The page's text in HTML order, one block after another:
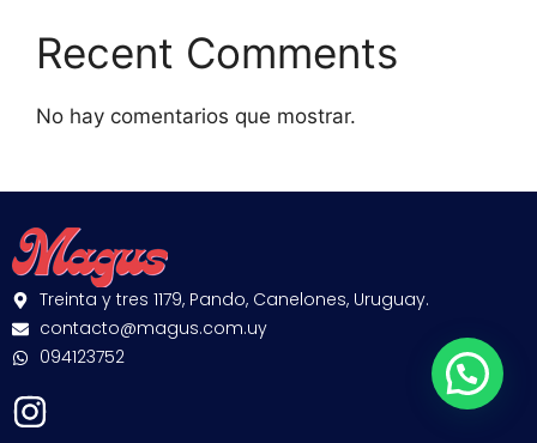
Recent Comments
No hay comentarios que mostrar.
Treinta y tres 1179, Pando, Canelones, Uruguay.
contacto@magus.com.uy
094123752